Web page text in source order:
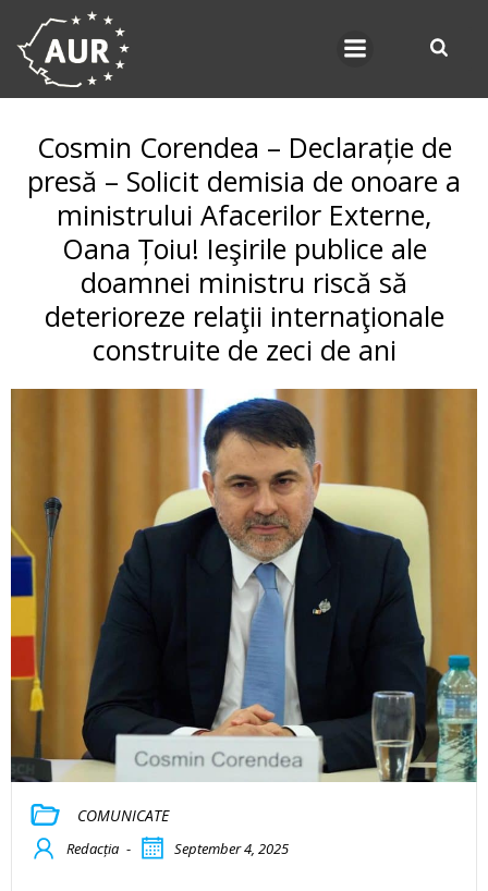
Cosmin Corendea – Declarație de
presă – Solicit demisia de onoare a
ministrului Afacerilor Externe,
Oana Țoiu! Ieşirile publice ale
doamnei ministru riscă să
deterioreze relaţii internaţionale
construite de zeci de ani
COMUNICATE
Redacția - September 4, 2025